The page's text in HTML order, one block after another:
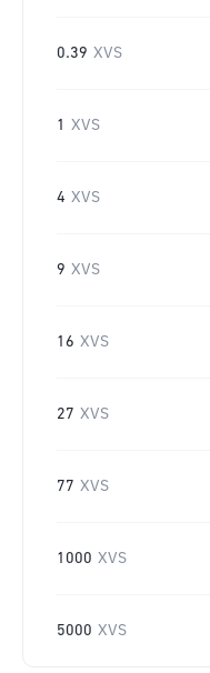
0.39 XVS
1 XVS
4 XVS
9 XVS
16 XVS
27 XVS
77 XVS
1000 XVS
5000 XVS